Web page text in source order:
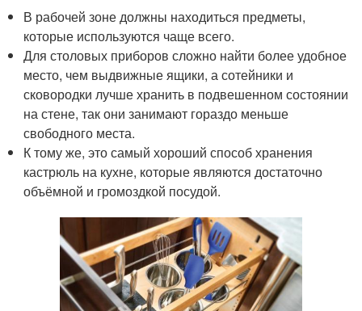
В рабочей зоне должны находиться предметы,
которые используются чаще всего.
Для столовых приборов сложно найти более удобное
место, чем выдвижные ящики, а сотейники и
сковородки лучше хранить в подвешенном состоянии
на стене, так они занимают гораздо меньше
свободного места.
К тому же, это самый хороший способ хранения
кастрюль на кухне, которые являются достаточно
объёмной и громоздкой посудой.